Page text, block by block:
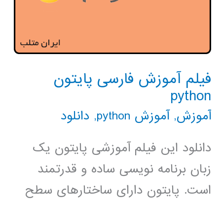
فیلم آموزش فارسی پایتون
python
آموزش,آموزش python , دانلود
دانلود این فیلم آموزشی پایتون یک
زبان برنامه نویسی ساده و قدرتمند
است. پایتون دارای ساختارهای سطح